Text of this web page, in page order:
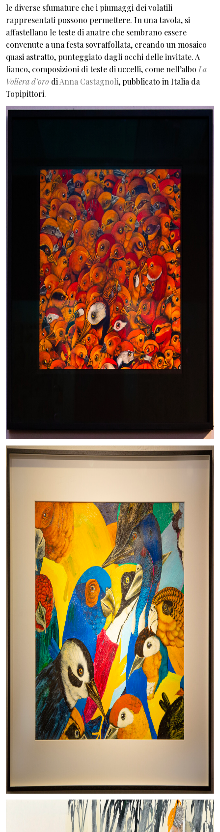
le diverse sfumature che i piumaggi dei volatili
rappresentati possono permettere. In una tavola, si
affastellano le teste di anatre che sembrano essere
convenute a una festa sovraffollata, creando un mosaico
quasi astratto, punteggiato dagli occhi delle invitate. A
fianco, composizioni di teste di uccelli, come nell’albo La
Voliera d’oro di Anna Castagnoli, pubblicato in Italia da
Topipittori.